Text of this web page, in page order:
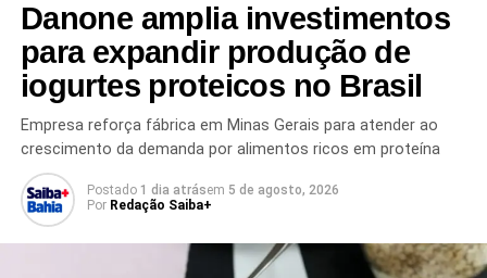
Redação Saiba+
Danone amplia investimentos
para expandir produção de
iogurtes proteicos no Brasil
Empresa reforça fábrica em Minas Gerais para atender ao
crescimento da demanda por alimentos ricos em proteína
Postado 1 dia atrásem 5 de agosto, 2026
Por Redação Saiba+